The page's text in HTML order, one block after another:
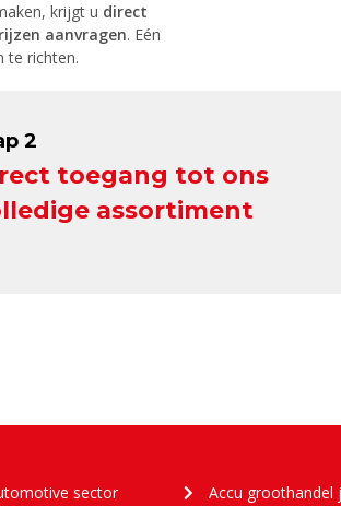
krijgt u direct
aanvragen. Eén
te richten.
2
toegang tot ons
assortiment
sector Accu groothandel